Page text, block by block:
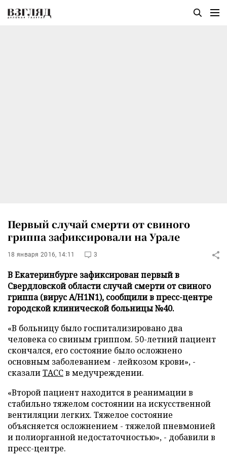
Первый случай смерти от свиного
гриппа зафиксировали на Урале
18 января 2016, 14:11 3
В Екатеринбурге зафиксирован первый в
Свердловской области случай смерти от свиного
гриппа (вирус А/H1N1), сообщили в пресс-центре
городской клинической больницы №40.
«В больницу было госпитализировано два
человека со свиным гриппом. 50-летний пациент
скончался, его состояние было осложнено
основным заболеванием - лейкозом крови», -
сказалиТАССв медучреждении.
«Второй пациент находится в реанимации в
стабильно тяжелом состоянии на искусственной
вентиляции легких. Тяжелое состояние
объясняется осложнением - тяжелой пневмонией
и полиорганной недостаточностью», - добавили в
пресс-центре.